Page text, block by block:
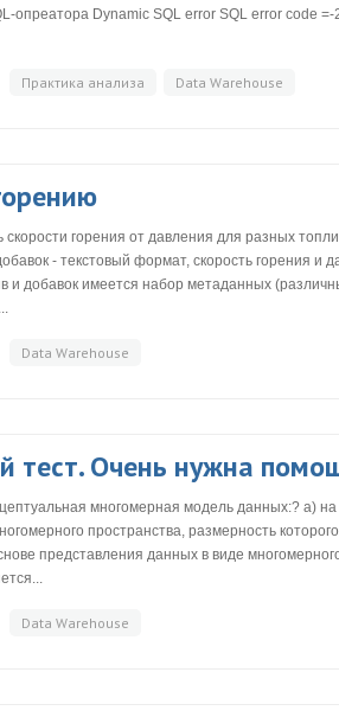
опреатора Dynamic SQL error SQL error code =-
Практика анализа Data Warehouse
скорости горения от давления для разных
- текстовый формат, скорость горения и
и добавок имеется набор метаданных
Data Warehouse
тест. Очень нужна
многомерная модель данных:? а) на
пространства, размерность
представления данных в виде
Data Warehouse